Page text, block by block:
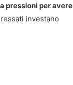
pressioni per avere
investano